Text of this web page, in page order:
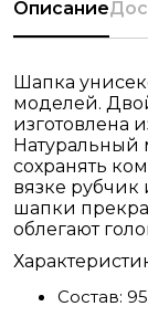
Описание
Шапка
моделей.
изготовлена
Натуральный
сохранять
вязке рубчик
шапки
облегают
Состав: